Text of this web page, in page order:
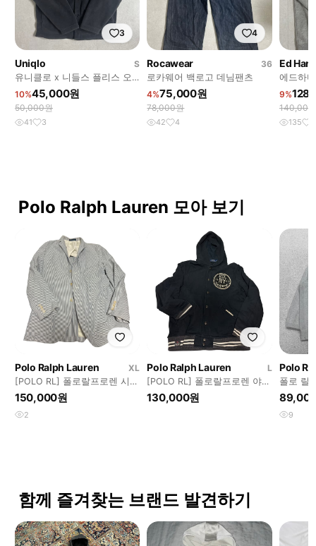
3
Uniqlo
S
유니클로 x 니들스 플리스 오
버사이즈 가디건 다크그레이
10%45,000원
50,000원
41 3
4
Rocawear
36
로카웨어 백로고 데님팬츠
4%75,000원
78,000원
42 4
Ed
에드하
9%
140,000
135
Polo Ralph Lauren 모아 보기
Polo Ralph Lauren
XL
[POLO RL] 폴로랄프로렌 시어
서커 블레이저
150,000원
2
Polo Ralph Lauren
L
[POLO RL] 폴로랄프로렌 야구
점퍼 L 사이즈
130,000원
Polo
폴로 랄
후드집
9
함께 즐겨찾는 브랜드 발견하기